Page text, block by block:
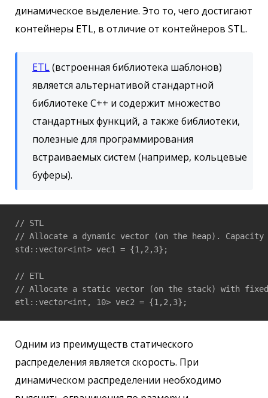
динамическое выделение. Это то, чего достигают
контейнеры ETL, в отличие от контейнеров STL.
ETL(встроенная библиотека шаблонов)
является альтернативой стандартной
библиотеке C++ и содержит множество
стандартных функций, а также библиотеки,
полезные для программирования
встраиваемых систем (например, кольцевые
буферы).
// STL
// Allocate a dynamic vector (on the heap). Capacity
std::vector<int> vec1 = {1,2,3};
// ETL
// Allocate a static vector (on the stack) with
etl::vector<int, 10> vec2 = {1,2,3};
Одним из преимуществ статического
распределения является скорость. При
динамическом распределении необходимо